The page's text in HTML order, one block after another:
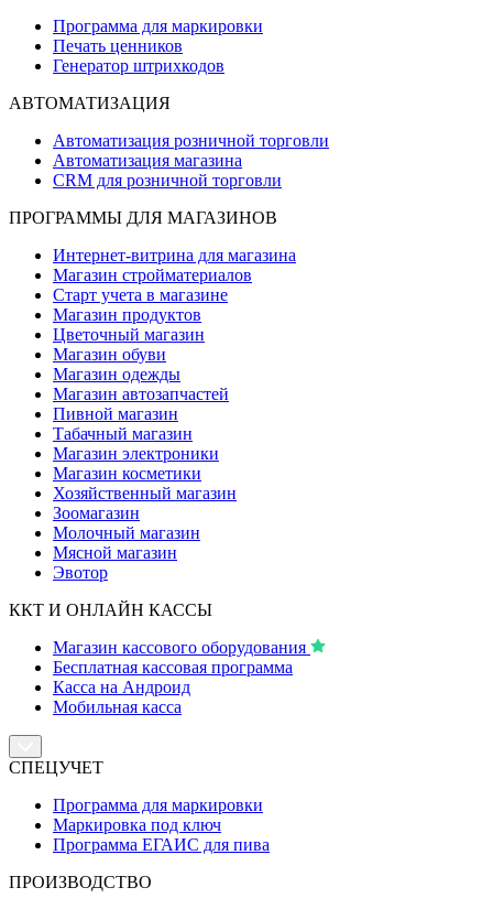
Программа для маркировки
Печать ценников
Генератор штрихкодов
АВТОМАТИЗАЦИЯ
Автоматизация розничной торговли
Автоматизация магазина
CRM для розничной торговли
ПРОГРАММЫ ДЛЯ МАГАЗИНОВ
Интернет-витрина для магазина
Магазин стройматериалов
Старт учета в магазине
Магазин продуктов
Цветочный магазин
Магазин обуви
Магазин одежды
Магазин автозапчастей
Пивной магазин
Табачный магазин
Магазин электроники
Магазин косметики
Хозяйственный магазин
Зоомагазин
Молочный магазин
Мясной магазин
Эвотор
ККТ И ОНЛАЙН КАССЫ
Магазин кассового оборудования
Бесплатная кассовая программа
Касса на Андроид
Мобильная касса
СПЕЦУЧЕТ
Программа для маркировки
Маркировка под ключ
Программа ЕГАИС для пива
ПРОИЗВОДСТВО